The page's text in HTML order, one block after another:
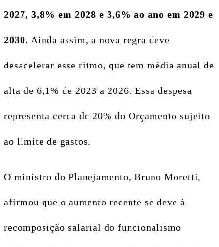
2027, 3,8% em 2028 e 3,6% ao ano em 2029 e
2030. Ainda assim, a nova regra deve
desacelerar esse ritmo, que tem média anual de
alta de 6,1% de 2023 a 2026. Essa despesa
representa cerca de 20% do Orçamento sujeito
ao limite de gastos.
O ministro do Planejamento, Bruno Moretti,
afirmou que o aumento recente se deve à
recomposição salarial do funcionalismo